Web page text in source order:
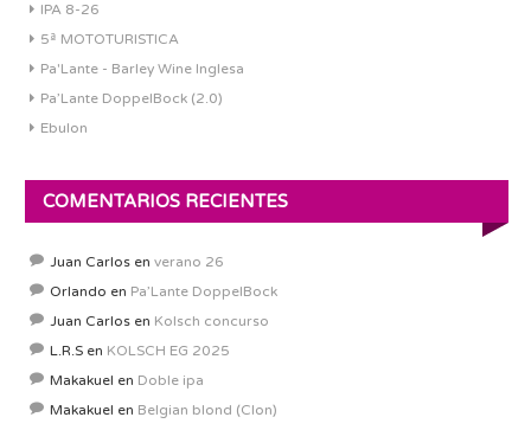
IPA 8-26
5ª MOTOTURISTICA
Pa'Lante - Barley Wine Inglesa
Pa’Lante DoppelBock (2.0)
Ebulon
COMENTARIOS RECIENTES
Juan Carlos en verano 26
Orlando en Pa’Lante DoppelBock
Juan Carlos en Kolsch concurso
L.R.S en KOLSCH EG 2025
Makakuel en Doble ipa
Makakuel en Belgian blond (Clon)